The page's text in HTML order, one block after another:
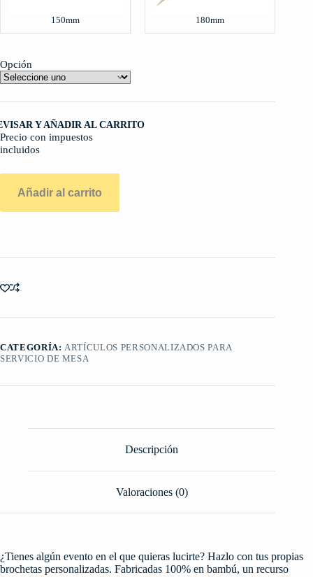
150mm 180mm
Opción
Y AÑADIR AL CARRITO
Precio con impuestos
incluidos
Añadir al carrito
CATEGORÍA:ARTÍCULOS PERSONALIZADOS PARA
SERVICIO DE MESA
Descripción
Valoraciones (0)
¿Tienes algún evento en el que quieras lucirte? Hazlo con tus propias
brochetas personalizadas. Fabricadas 100% en bambú, un recurso